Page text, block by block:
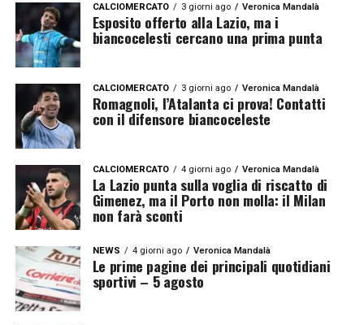
CALCIOMERCATO 3 giorni ago Veronica Mandalà
Esposito offerto alla Lazio, ma i
biancocelesti cercano una prima punta
CALCIOMERCATO 3 giorni ago Veronica Mandalà
Romagnoli, l’Atalanta ci prova! Contatti
con il difensore biancoceleste
CALCIOMERCATO 4 giorni ago Veronica Mandalà
La Lazio punta sulla voglia di riscatto di
Gimenez, ma il Porto non molla: il Milan
non farà sconti
NEWS 4 giorni ago Veronica Mandalà
Le prime pagine dei principali quotidiani
sportivi – 5 agosto